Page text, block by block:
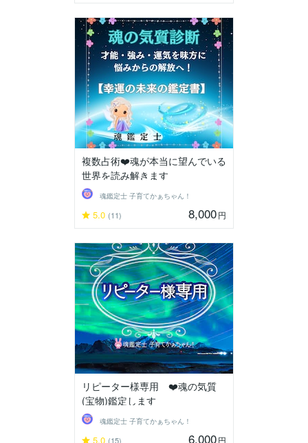
複数占術❤️魂が本当に望んでいる
世界を読み解きます
魂鑑定士 子育てかぁちゃん！
5.0 (11) 8,000円
リピーター様専用 ❤️魂の気質
(宝物)鑑定します
魂鑑定士 子育てかぁちゃん！
5.0 (15) 6,000円